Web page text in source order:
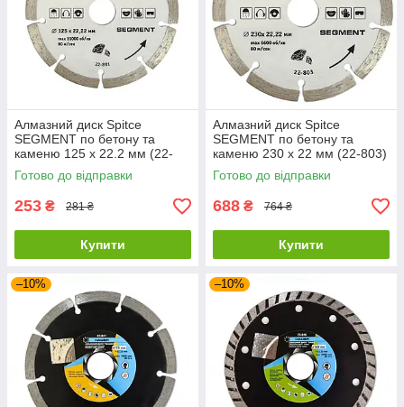
Алмазний диск Spitce
SEGMENT по бетону та
каменю 125 х 22.2 мм (22-
801)
Готово до відправки
253 ₴ 281 ₴
Купити
Алмазний диск Spitce
SEGMENT по бетону та
каменю 230 х 22 мм (22-803)
Готово до відправки
688 ₴ 764 ₴
Купити
–10% –10%